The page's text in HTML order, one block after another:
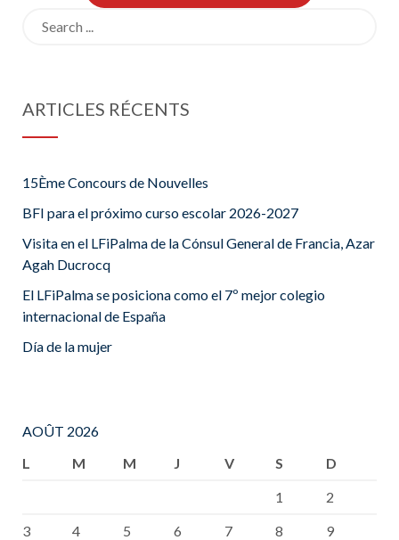
ARTICLES RÉCENTS
15Ème Concours de Nouvelles
BFI para el próximo curso escolar 2026-2027
Visita en el LFiPalma de la Cónsul General de Francia, Azar
Agah Ducrocq
El LFiPalma se posiciona como el 7º mejor colegio
internacional de España
Día de la mujer
AOÛT 2026
L
M M J V S
D
1
2
3
4 5 6 7 8
9